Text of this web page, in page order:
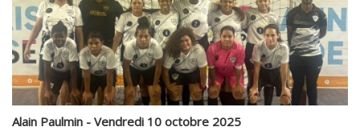
Alain Paulmin - Vendredi 10 octobre 2025